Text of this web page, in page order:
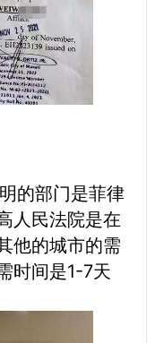
的部门是菲律
人民法院是在
他的城市的需
时间是1-7天